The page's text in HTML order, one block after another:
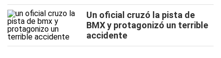
Un oficial cruzó la pista de
BMX y protagonizó un terrible
accidente